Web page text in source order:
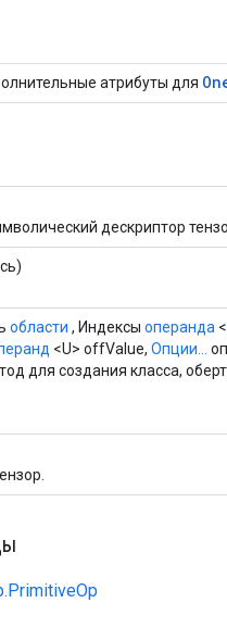
атрибуты для
дескриптор
области , Индексы операнда
<U> offValue, Опции...
для создания класса,